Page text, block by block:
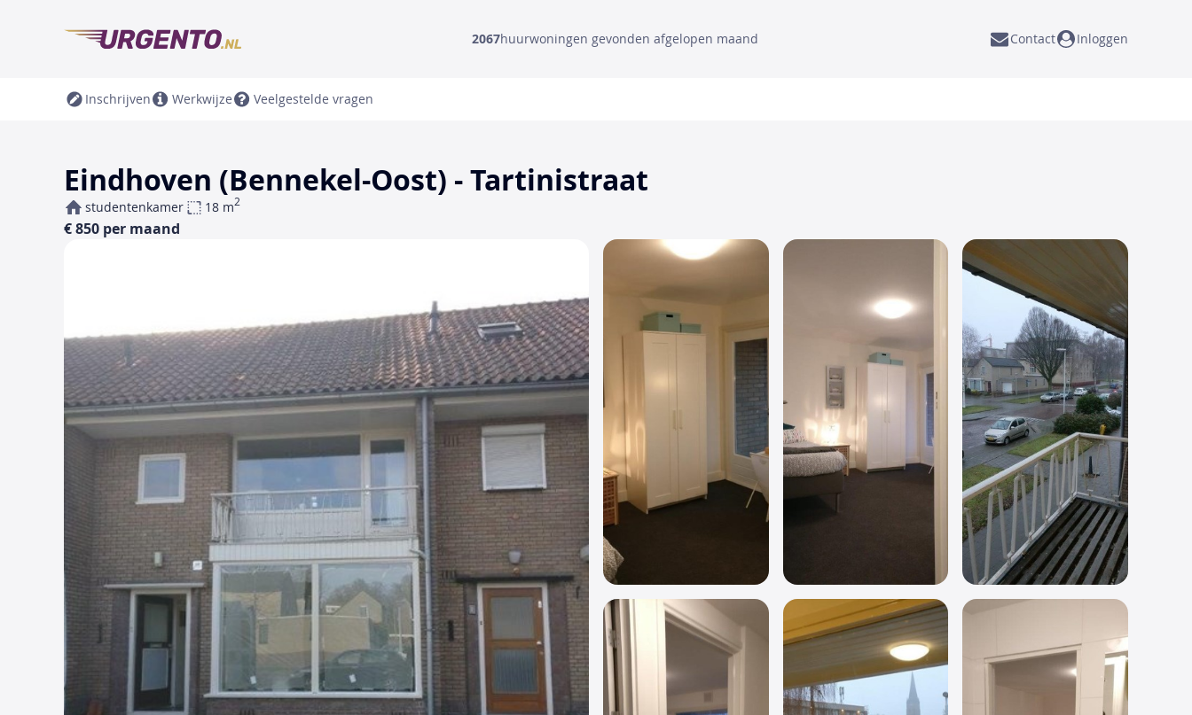
2067huurwoningen gevonden afgelopen maand Contact Inloggen
Inschrijven Werkwijze Veelgestelde vragen
Eindhoven (Bennekel-Oost) - Tartinistraat
studentenkamer 18 m2
€ 850 per maand